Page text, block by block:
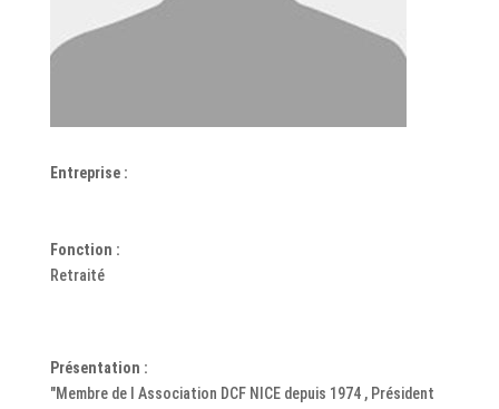
Entreprise :
Fonction :
Retraité
Présentation :
"Membre de l Association DCF NICE depuis 1974 , Président